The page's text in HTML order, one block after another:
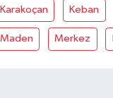
Karakoçan Keban
Maden Merkez